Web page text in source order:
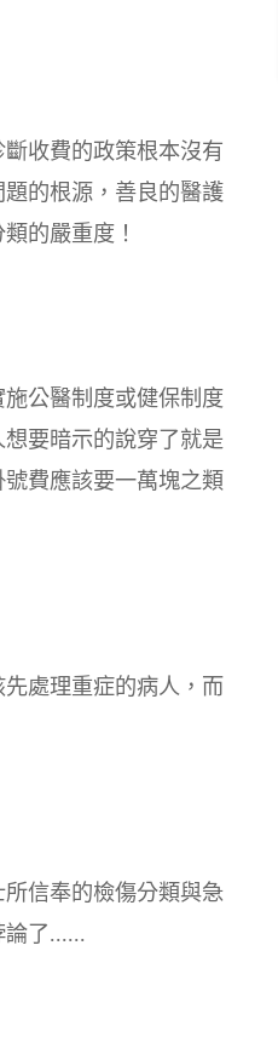
收費的政策根本沒有
的根源，善良的醫護
的嚴重度！
公醫制度或健保制度
要暗示的說穿了就是
費應該要一萬塊之類
處理重症的病人，而
信奉的檢傷分類與急
了......